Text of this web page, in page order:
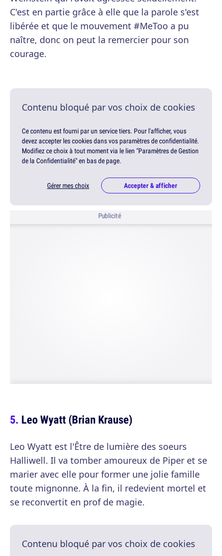
C'est en partie grâce à elle que la parole s'est
libérée et que le mouvement #MeToo a pu
naître, donc on peut la remercier pour son
courage.
Contenu bloqué par vos choix de cookies
Ce contenu est fourni par un service tiers. Pour l'afficher, vous
devez accepter les cookies dans vos paramètres de confidentialité.
Modifiez ce choix à tout moment via le lien "Paramètres de Gestion
de la Confidentialité" en bas de page.
Gérer mes choix Accepter & afficher
Publicité
Leo Wyatt (Brian Krause)
Leo Wyatt est l'Être de lumière des soeurs
Halliwell. Il va tomber amoureux de Piper et se
marier avec elle pour former une jolie famille
toute mignonne. À la fin, il redevient mortel et
se reconvertit en prof de magie.
Contenu bloqué par vos choix de cookies